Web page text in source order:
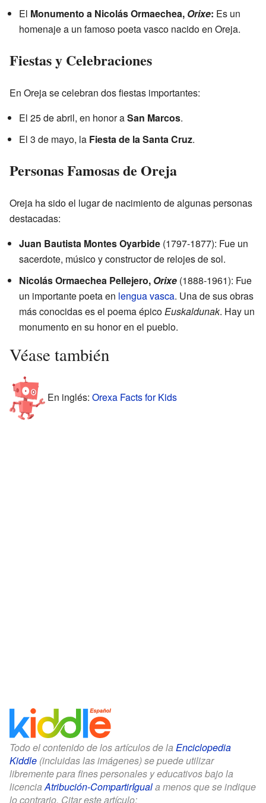
El Monumento a Nicolás Ormaechea, Orixe: Es un
homenaje a un famoso poeta vasco nacido en Oreja.
Fiestas y Celebraciones
En Oreja se celebran dos fiestas importantes:
El 25 de abril, en honor aSan Marcos.
El 3 de mayo, la Fiesta de la Santa Cruz.
Personas Famosas de Oreja
Oreja ha sido el lugar de nacimiento de algunas personas
destacadas:
Juan Bautista Montes Oyarbide (1797-1877): Fue un
sacerdote, músico y constructor de relojes de sol.
Nicolás Ormaechea Pellejero, Orixe (1888-1961): Fue
un importante poeta en lengua vasca. Una de sus obras
más conocidas es el poema épicoEuskaldunak. Hay un
monumento en su honor en el pueblo.
Véase también
En inglés: Orexa Facts for Kids
Todo el contenido de los artículos de la Enciclopedia
Kiddle (incluidas las imágenes) se puede utilizar
libremente para fines personales y educativos bajo la
licenciaAtribución-CompartirIguala menos que se indique
lo contrario. Citar este artículo: